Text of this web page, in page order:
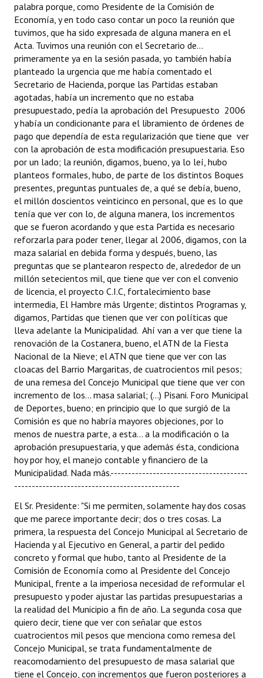
Premio al Mérito - Registro
Audiencias Públicas - Registro
Mujeres que Dejaron Huellas - Registro
Periodistas Decanos - Registro
Ciudadano Ilustre - Registro
Banca del Vecino - Registro
Huéspedes de Honor - Registro
Antiguos Pobladores - Registro
Reconocimientos - Registro
Bariloche, Municipio intercultural
Entrega de distinciones
REFORMA DE LA CARTA ORGÁNICA
palabra porque, como Presidente de la Comisión de
Economía, y en todo caso contar un poco la reunión que
tuvimos, que ha sido expresada de alguna manera en el
Acta. Tuvimos una reunión con el Secretario de...
primeramente ya en la sesión pasada, yo también había
planteado la urgencia que me había comentado el
Secretario de Hacienda, porque las Partidas estaban
agotadas, había un incremento que no estaba
presupuestado, pedía la aprobación del Presupuesto 2006
y había un condicionante para el libramiento de órdenes de
pago que dependía de esta regularización que tiene que ver
con la aprobación de esta modificación presupuestaria. Eso
por un lado; la reunión, digamos, bueno, ya lo leí, hubo
planteos formales, hubo, de parte de los distintos Boques
presentes, preguntas puntuales de, a qué se debía, bueno,
el millón doscientos veinticinco en personal, que es lo que
tenía que ver con lo, de alguna manera, los incrementos
que se fueron acordando y que esta Partida es necesario
reforzarla para poder tener, llegar al 2006, digamos, con la
maza salarial en debida forma y después, bueno, las
preguntas que se plantearon respecto de, alrededor de un
millón setecientos mil, que tiene que ver con el convenio
de licencia, el proyecto C.I.C, fortalecimiento base
intermedia, El Hambre más Urgente; distintos Programas y,
digamos, Partidas que tienen que ver con políticas que
lleva adelante la Municipalidad. Ahí van a ver que tiene la
renovación de la Costanera, bueno, el ATN de la Fiesta
Nacional de la Nieve; el ATN que tiene que ver con las
cloacas del Barrio Margaritas, de cuatrocientos mil pesos;
de una remesa del Concejo Municipal que tiene que ver con
incremento de los... masa salarial; (...) Pisani. Foro Municipal
de Deportes, bueno; en principio que lo que surgió de la
Comisión es que no habría mayores objeciones, por lo
menos de nuestra parte, a esta... a la modificación o la
aprobación presupuestaria, y que además ésta, condiciona
hoy por hoy, el manejo contable y financiero de la
Municipalidad. Nada más.---------------------------------------
-----------------------------------------------
El Sr. Presidente: "Si me permiten, solamente hay dos cosas
que me parece importante decir; dos o tres cosas. La
primera, la respuesta del Concejo Municipal al Secretario de
Hacienda y al Ejecutivo en General, a partir del pedido
concreto y formal que hubo, tanto al Presidente de la
Comisión de Economía como al Presidente del Concejo
Municipal, frente a la imperiosa necesidad de reformular el
presupuesto y poder ajustar las partidas presupuestarias a
la realidad del Municipio a fin de año. La segunda cosa que
quiero decir, tiene que ver con señalar que estos
cuatrocientos mil pesos que menciona como remesa del
Concejo Municipal, se trata fundamentalmente de
reacomodamiento del presupuesto de masa salarial que
tiene el Concejo, con incrementos que fueron posteriores a